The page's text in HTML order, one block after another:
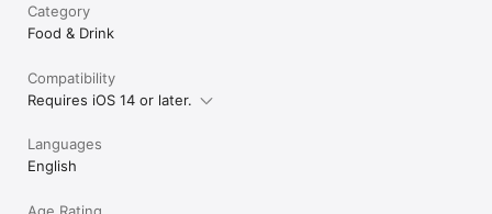
Category
Food & Drink
Compatibility
Requires iOS 14 or later.
Languages
English
Age Rating